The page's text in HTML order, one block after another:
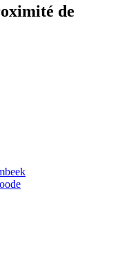
de